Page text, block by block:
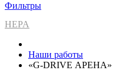
Фильтры
HEPA
Наши работы
«G-DRIVE АРЕНА»